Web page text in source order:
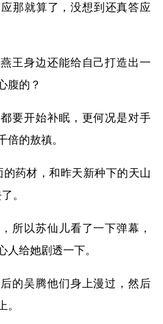
那就算了，没想到还真答应
王身边还能给自己打造出一
腹的？
要开始补眠，更何况是对手
倍的敖禛。
的药材，和昨天新种下的天山
。
所以苏仙儿看了一下弹幕，
人给她剧透一下。
的吴腾他们身上漫过，然后
。